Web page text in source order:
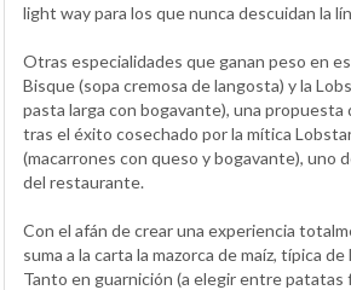
light way para los que nunca descuidan la
Otras especialidades que ganan peso en
Bisque (sopa cremosa de langosta) y la
pasta larga con bogavante), una propuesta
tras el éxito cosechado por la mítica
(macarrones con queso y bogavante), uno
del restaurante.
Con el afán de crear una experiencia
suma a la carta la mazorca de maíz, típica
Tanto en guarnición (a elegir entre patatas